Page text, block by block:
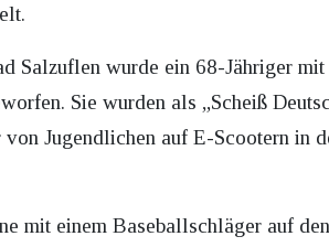
Salzuflen wurde ein 68-Jähriger
Sie wurden als „Scheiß
Jugendlichen auf E-Scootern in
mit einem Baseballschläger auf